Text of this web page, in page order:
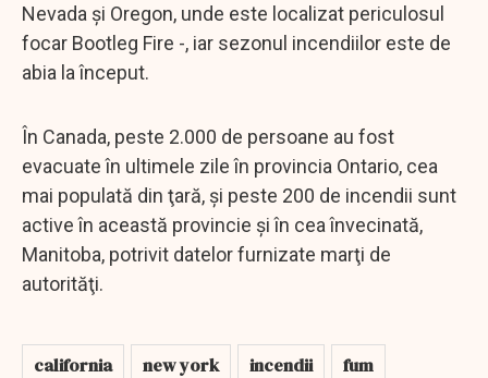
Nevada şi Oregon, unde este localizat periculosul
focar Bootleg Fire -, iar sezonul incendiilor este de
abia la început.
În Canada, peste 2.000 de persoane au fost
evacuate în ultimele zile în provincia Ontario, cea
mai populată din ţară, şi peste 200 de incendii sunt
active în această provincie şi în cea învecinată,
Manitoba, potrivit datelor furnizate marţi de
autorităţi.
california new york incendii
fum